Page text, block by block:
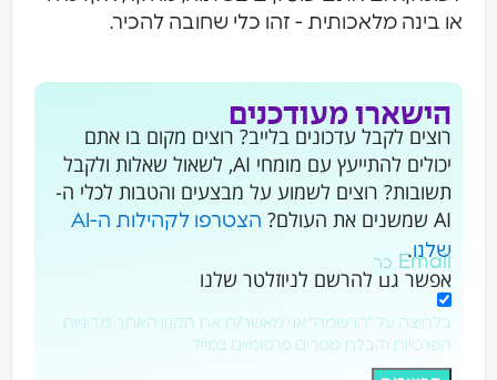
או בינה מלאכותית - זהו כלי שחובה להכיר.
הישארו מעודכנים
רוצים לקבל עדכונים בלייב? רוצים מקום בו אתם
יכולים להתייעץ עם מומחי AI, לשאול שאלות ולקבל
תשובות? רוצים לשמוע על מבצעים והטבות לכלי ה-
AI שמשנים את העולם?
הצטרפו לקהילות ה-AI
שלנו.
אפשר גם להרשם לניוזלטר שלנו
Email
בלחיצה על "הרשמה" אני מאשר/ת את תקנון האתר, מדיניות
הפרטיות וקבלת מסרים פרסומיים במייל